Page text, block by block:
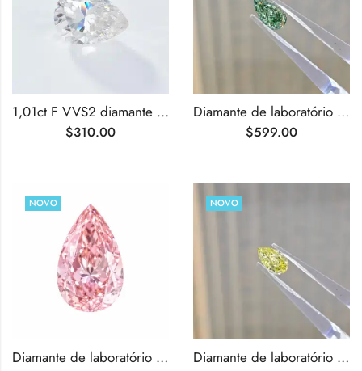
1,01ct F VVS2 diamante cultivado em laboratório com lapidação pera
$310.00
Diamante de laboratório verde intenso de 1,01 ct com lapidação em pera
$599.00
NOVO
Diamante de laboratório rosa intenso de 1,02 ct com lapidação em pera
NOVO
Diamante de laboratório amarelo intenso de 1,02 ct com lapidação em pera